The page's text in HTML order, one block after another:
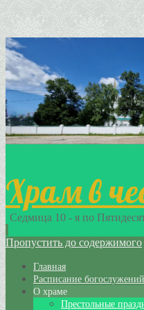
Храм в
Седмица 10 - я по
Пропустить до содержимого
Главная
Расписание богослужений
О храме
Престольные